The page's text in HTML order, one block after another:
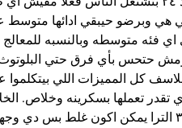
اي فئه متوسطه وبالنسبه
كل المميزات اللي بيتكلموا
ف ٢٦ عادي تقدر تعملها بسكرينه
من سامسونج هو ٣٤ الترا يمكن اكون غلط